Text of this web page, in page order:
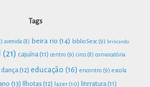
Tags
avenida (8) beira rio (14) biblioSesc (9) brincando
(21) cajuína (11) centro (9) circo (8) convocatória
dança (12) educação (16) encontro (9) escola
(13) Ilhotas (12) lazer (10) literatura (11)